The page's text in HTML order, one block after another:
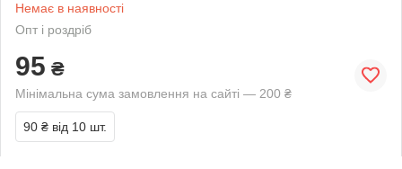
Немає в наявності
Опт і роздріб
95 ₴
Мінімальна сума замовлення на сайті — 200 ₴
90 ₴ від 10 шт.